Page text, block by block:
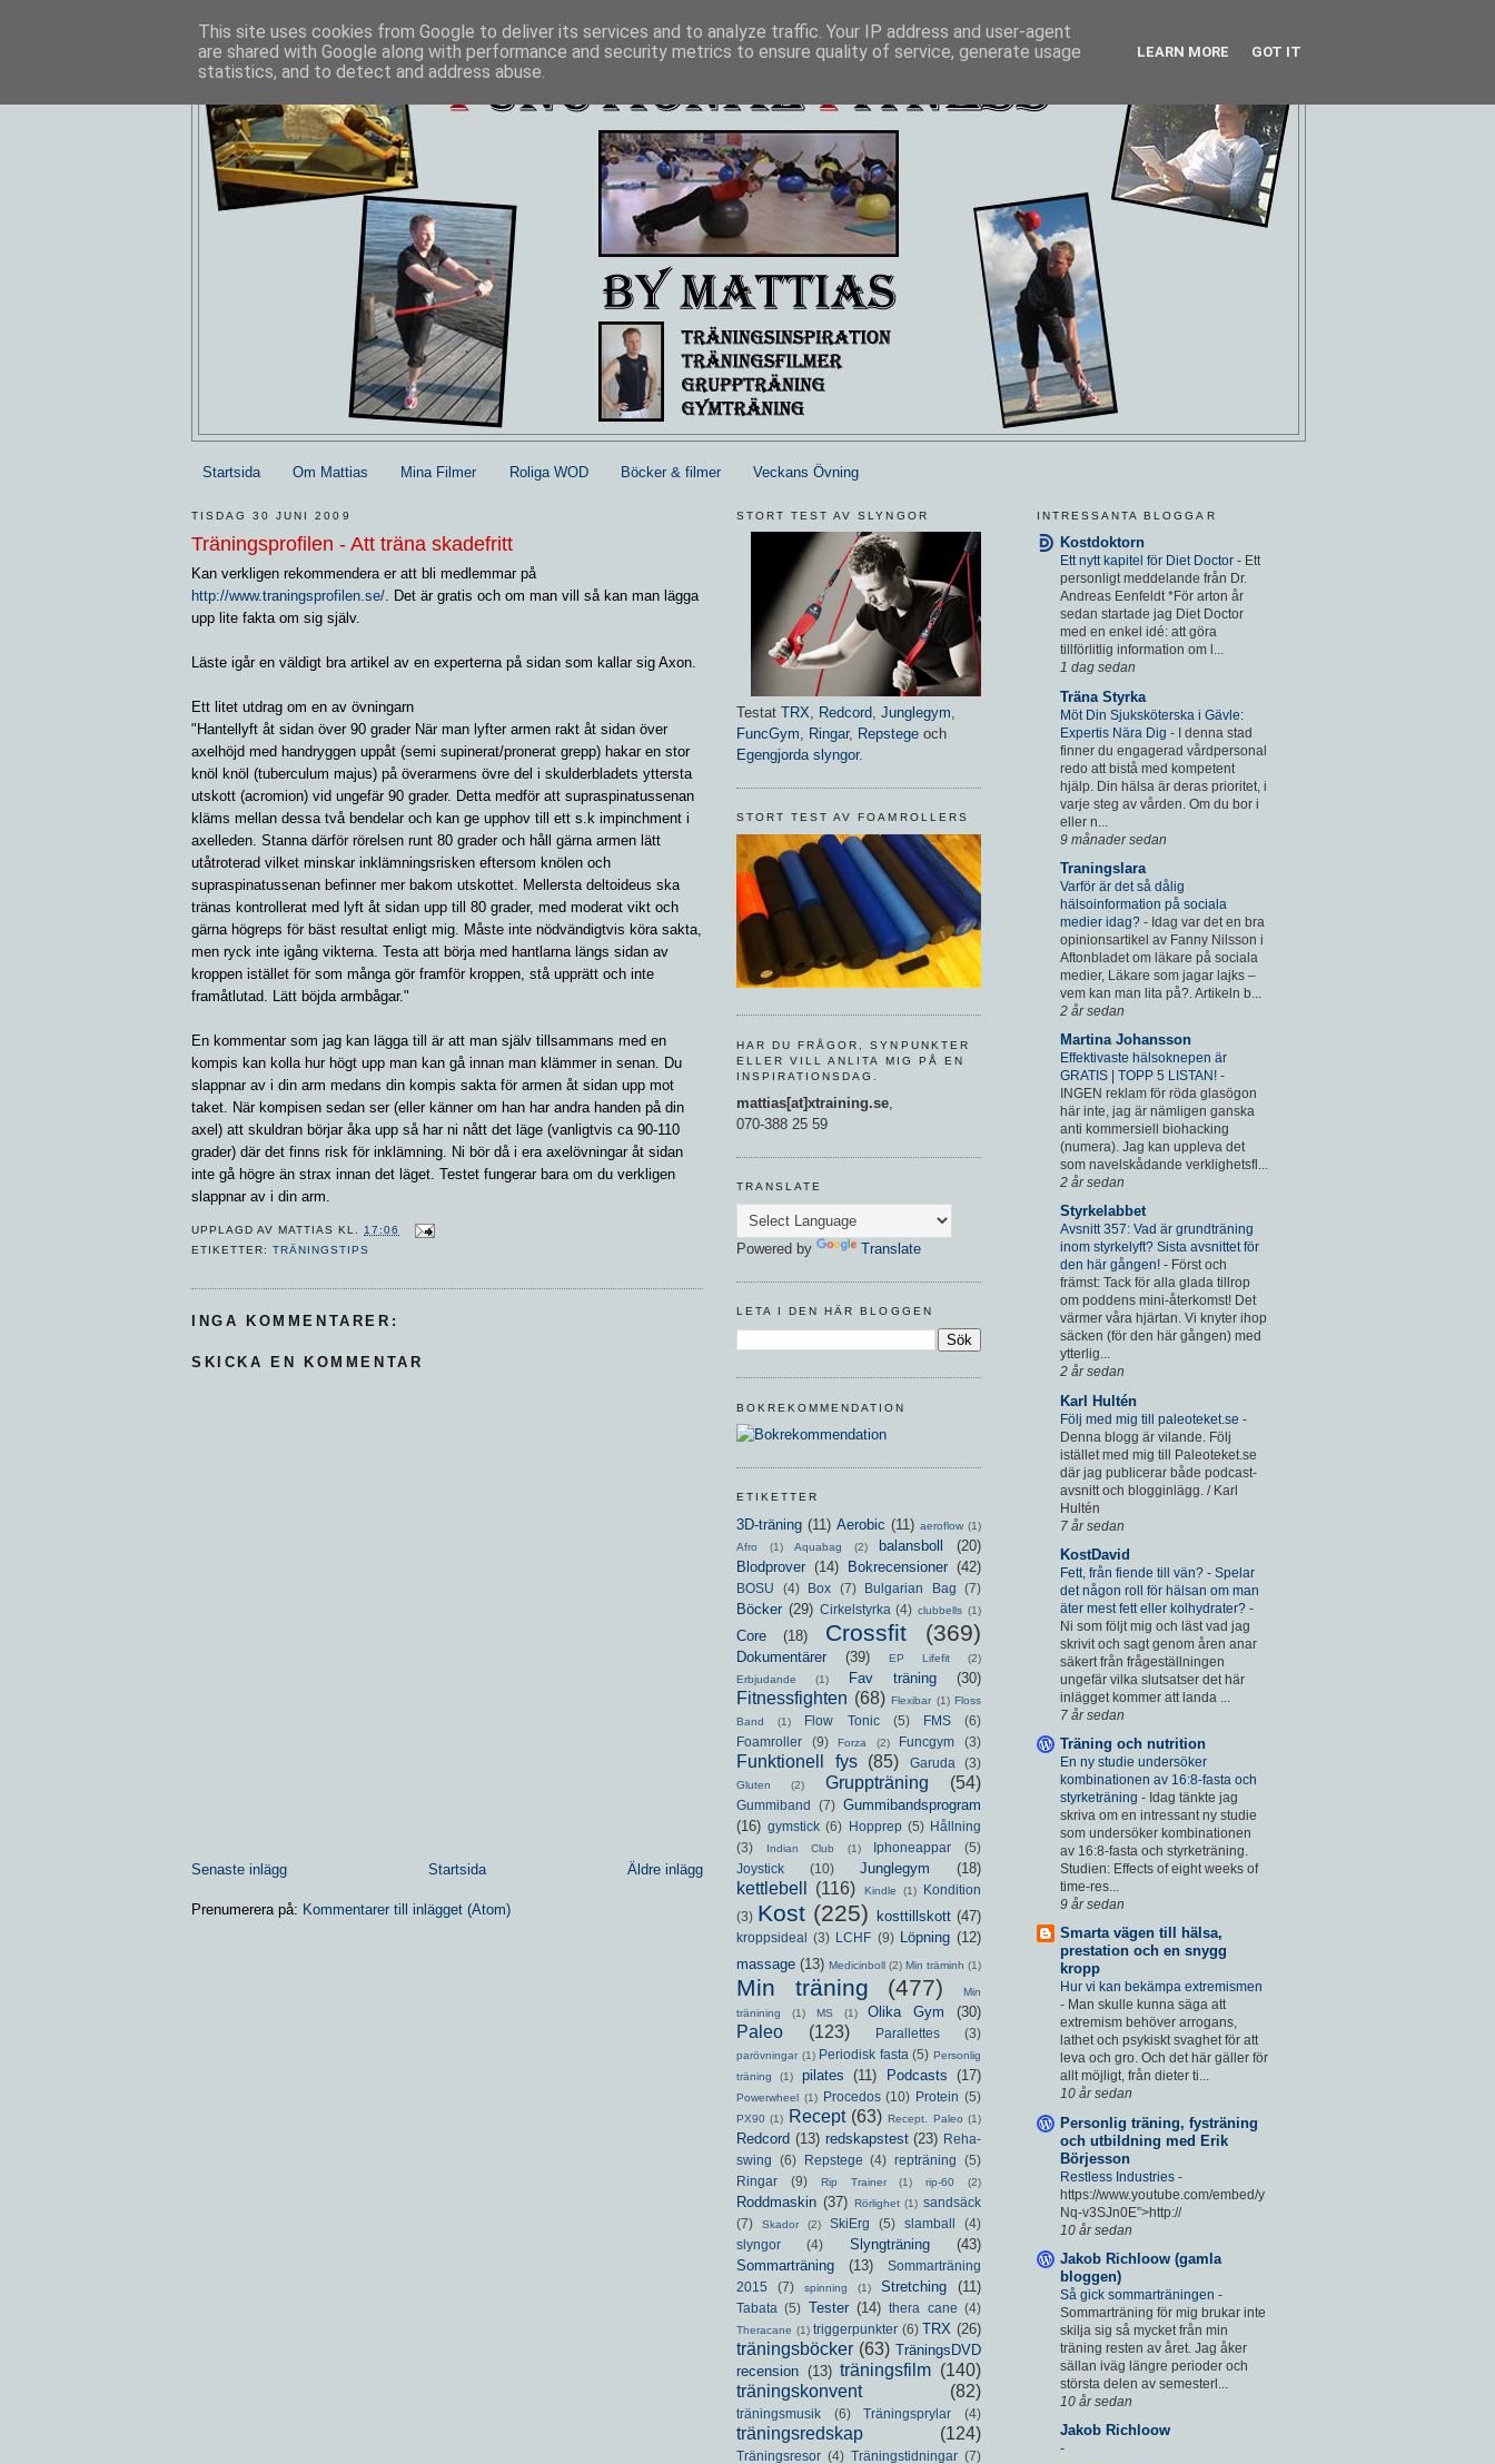
Startsida Om Mattias Mina Filmer Roliga WOD Böcker & filmer Veckans Övning
TISDAG 30 JUNI 2009
Träningsprofilen - Att träna skadefritt
Kan verkligen rekommendera er att bli medlemmar på
http://www.traningsprofilen.se/. Det är gratis och om man vill så kan man lägga
upp lite fakta om sig själv.
Läste igår en väldigt bra artikel av en experterna på sidan som kallar sig Axon.
Ett litet utdrag om en av övningarn
"Hantellyft åt sidan över 90 grader När man lyfter armen rakt åt sidan över
axelhöjd med handryggen uppåt (semi supinerat/pronerat grepp) hakar en stor
knöl knöl (tuberculum majus) på överarmens övre del i skulderbladets yttersta
utskott (acromion) vid ungefär 90 grader. Detta medför att supraspinatussenan
kläms mellan dessa två bendelar och kan ge upphov till ett s.k impinchment i
axelleden. Stanna därför rörelsen runt 80 grader och håll gärna armen lätt
utåtroterad vilket minskar inklämningsrisken eftersom knölen och
supraspinatussenan befinner mer bakom utskottet. Mellersta deltoideus ska
tränas kontrollerat med lyft åt sidan upp till 80 grader, med moderat vikt och
gärna högreps för bäst resultat enligt mig. Måste inte nödvändigtvis köra sakta,
men ryck inte igång vikterna. Testa att börja med hantlarna längs sidan av
kroppen istället för som många gör framför kroppen, stå upprätt och inte
framåtlutad. Lätt böjda armbågar."
En kommentar som jag kan lägga till är att man själv tillsammans med en
kompis kan kolla hur högt upp man kan gå innan man klämmer in senan. Du
slappnar av i din arm medans din kompis sakta för armen åt sidan upp mot
taket. När kompisen sedan ser (eller känner om han har andra handen på din
axel) att skuldran börjar åka upp så har ni nått det läge (vanligtvis ca 90-110
grader) där det finns risk för inklämning. Ni bör då i era axelövningar åt sidan
inte gå högre än strax innan det läget. Testet fungerar bara om du verkligen
slappnar av i din arm.
UPPLAGD AVMATTIAS KL. 17:06
ETIKETTER:TRÄNINGSTIPS
INGA KOMMENTARER:
SKICKA EN KOMMENTAR
Senaste inlägg Äldre inlägg
Startsida
Prenumerera på: Kommentarer till inlägget (Atom)
INTRESSANTA BLOGGAR
Kostdoktorn
Ett nytt kapitel för Diet Doctor - Ett
personligt meddelande från Dr.
Andreas Eenfeldt *För arton år
sedan startade jag Diet Doctor
med en enkel idé: att göra
tillförlitlig information om l...
1 dag sedan
Träna Styrka
Möt Din Sjuksköterska i Gävle:
Expertis Nära Dig - I denna stad
finner du engagerad vårdpersonal
redo att bistå med kompetent
hjälp. Din hälsa är deras prioritet, i
varje steg av vården. Om du bor i
eller n...
9 månader sedan
Traningslara
Varför är det så dålig
hälsoinformation på sociala
medier idag? - Idag var det en bra
opinionsartikel av Fanny Nilsson i
Aftonbladet om läkare på sociala
medier, Läkare som jagar lajks –
vem kan man lita på?. Artikeln b...
2 år sedan
Martina Johansson
Effektivaste hälsoknepen är
GRATIS | TOPP 5 LISTAN! -
INGEN reklam för röda glasögon
här inte, jag är nämligen ganska
anti kommersiell biohacking
(numera). Jag kan uppleva det
som navelskådande verklighetsfl...
2 år sedan
Styrkelabbet
Avsnitt 357: Vad är grundträning
inom styrkelyft? Sista avsnittet för
den här gången! - Först och
främst: Tack för alla glada tillrop
om poddens mini-återkomst! Det
värmer våra hjärtan. Vi knyter ihop
säcken (för den här gången) med
ytterlig...
2 år sedan
Karl Hultén
Följ med mig till paleoteket.se -
Denna blogg är vilande. Följ
istället med mig till Paleoteket.se
där jag publicerar både podcast-
avsnitt och blogginlägg. / Karl
Hultén
7 år sedan
KostDavid
Fett, från fiende till vän? - Spelar
det någon roll för hälsan om man
äter mest fett eller kolhydrater? -
Ni som följt mig och läst vad jag
skrivit och sagt genom åren anar
säkert från frågeställningen
ungefär vilka slutsatser det här
inlägget kommer att landa ...
7 år sedan
Träning och nutrition
En ny studie undersöker
kombinationen av 16:8-fasta och
styrketräning - Idag tänkte jag
skriva om en intressant ny studie
som undersöker kombinationen
av 16:8-fasta och styrketräning.
Studien: Effects of eight weeks of
time-res...
9 år sedan
Smarta vägen till hälsa,
prestation och en snygg
kropp
Hur vi kan bekämpa extremismen
- Man skulle kunna säga att
extremism behöver arrogans,
lathet och psykiskt svaghet för att
leva och gro. Och det här gäller för
allt möjligt, från dieter ti...
10 år sedan
Personlig träning, fysträning
och utbildning med Erik
Börjesson
Restless Industries -
https://www.youtube.com/embed/y
Nq-v3SJn0E”>http://
10 år sedan
Jakob Richloow (gamla
bloggen)
Så gick sommarträningen -
Sommarträning för mig brukar inte
skilja sig så mycket från min
träning resten av året. Jag åker
sällan iväg längre perioder och
största delen av semesterl...
10 år sedan
Jakob Richloow
-
STORT TEST AV SLYNGOR
Testat TRX, Redcord, Junglegym,
FuncGym, Ringar, Repstege och
Egengjorda slyngor.
STORT TEST AV FOAMROLLERS
HAR DU FRÅGOR, SYNPUNKTER
ELLER VILL ANLITA MIG PÅ EN
INSPIRATIONSDAG.
mattias[at]xtraining.se,
070-388 25 59
TRANSLATE
Powered by Translate
LETA I DEN HÄR BLOGGEN
BOKREKOMMENDATION
ETIKETTER
3D-träning (11) Aerobic (11) aeroflow (1)
Afro
(1) Aquabag (2) balansboll
(20)
Blodprover (14) Bokrecensioner (42)
BOSU (4) Box (7) Bulgarian Bag (7)
Böcker (29) Cirkelstyrka (4) clubbells (1)
Core (18) Crossfit (369)
Dokumentärer (39) EP Lifefit
(2)
Erbjudande
(1) Fav träning (30)
Fitnessfighten (68) Flexibar (1) Floss
Band
(1) Flow Tonic (5) FMS
(6)
Foamroller
(9) Forza (2) Funcgym (3)
Funktionell fys (85) Garuda (3)
Gluten (2) Gruppträning (54)
Gummiband (7) Gummibandsprogram
(16) gymstick (6) Hopprep (5) Hållning
(3)
Indian Club (1) Iphoneappar
(5)
Joystick
(10) Junglegym (18)
kettlebell (116) Kindle (1)
Kondition
(3) Kost (225) kosttillskott (47)
kroppsideal (3) LCHF (9) Löpning (12)
massage (13) Medicinboll (2) Min träminh (1)
Min träning (477)
Min
tränining
(1) MS (1) Olika Gym (30)
Paleo (123) Parallettes (3)
parövningar (1) Periodisk fasta (5) Personlig
träning
(1) pilates (11) Podcasts (17)
Powerwheel (1) Procedos (10) Protein (5)
PX90 (1) Recept (63) Recept. Paleo (1)
Redcord (13) redskapstest (23) Reha-
swing
(6) Repstege (4) repträning
(5)
Ringar
(9) Rip Trainer (1) rip-60 (2)
Roddmaskin (37) Rörlighet (1) sandsäck
(7)
Skador (2) SkiErg (5) slamball
(4)
slyngor
(4) Slyngträning
(43)
Sommarträning
(13)
Sommarträning
2015
(7) spinning (1) Stretching (11)
Tabata (5) Tester (14) thera cane (4)
Theracane (1) triggerpunkter (6) TRX (26)
träningsböcker (63) TräningsDVD
recension (13) träningsfilm (140)
träningskonvent
(82)
träningsmusik (6) Träningsprylar (4)
träningsredskap (124)
Träningsresor (4) Träningstidningar (7)
This site uses cookies from Google to deliver its services and to analyze traffic. Your IP address and user-agent
are shared with Google along with performance and security metrics to ensure quality of service, generate usage
statistics, and to detect and address abuse.
LEARN MORE GOT IT